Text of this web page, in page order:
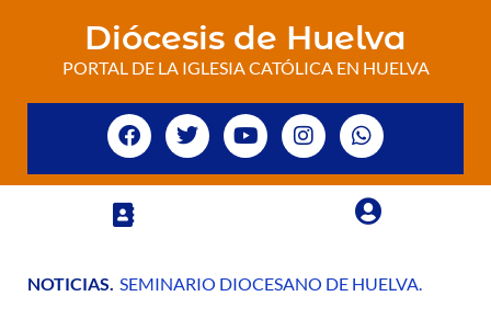
Diócesis de Huelva
PORTAL DE LA IGLESIA CATÓLICA EN HUELVA
NOTICIAS. SEMINARIO DIOCESANO DE HUELVA.